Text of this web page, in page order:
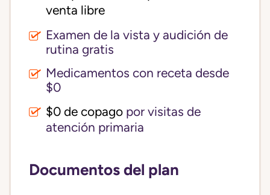
venta libre
Examen de la vista y audición de
rutina gratis
Medicamentos con receta desde
$0
$0 de copago por visitas de
atención primaria
Documentos del plan